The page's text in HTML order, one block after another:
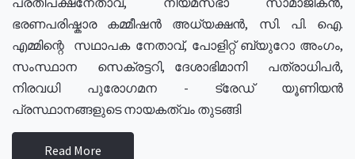
ഭരണപരിഷ്കാര കമ്മീഷൻ അധ്യക്ഷൻ, സി. പി. ഐ.
എമ്മിന്റെ സഥാപക നേതാവ്, പോളിറ്റ് ബ്യുറോ അംഗം,
സംസ്ഥാന സെക്രട്ടറി, ദേശാഭിമാനി പത്രാധിപർ,
നിരവധി പുരോഗമന - ട്രേഡ് യൂണിയൻ
പ്രസ്ഥാനങ്ങളുടെ നായകത്വം തുടങ്ങി
Read More